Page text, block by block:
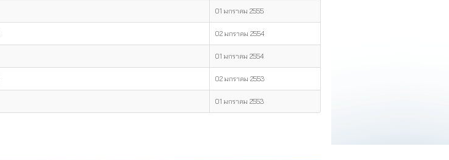
01 มกราคม 2555
02 มกราคม 2554
01 มกราคม 2554
02 มกราคม 2553
01 มกราคม 2553